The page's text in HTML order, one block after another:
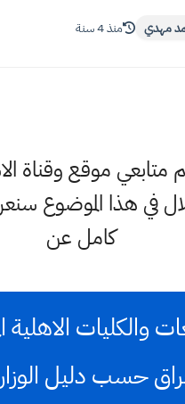
مهدي منذ 4 سنة
متابعي موقع وقناة
في هذا الموضوع
كامل عن
والكليات الاهلية